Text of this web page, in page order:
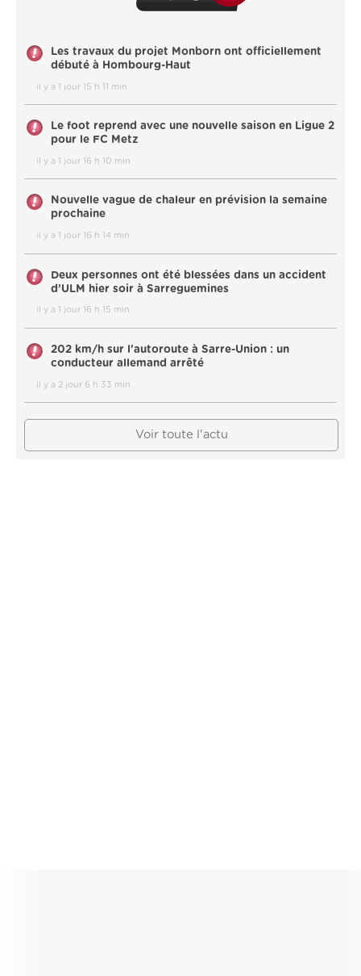
Les travaux du projet Monborn ont officiellement
débuté à Hombourg-Haut
il y a 1 jour 15 h 11 min
Le foot reprend avec une nouvelle saison en Ligue 2
pour le FC Metz
il y a 1 jour 16 h 10 min
Nouvelle vague de chaleur en prévision la semaine
prochaine
il y a 1 jour 16 h 14 min
Deux personnes ont été blessées dans un accident
d’ULM hier soir à Sarreguemines
il y a 1 jour 16 h 15 min
202 km/h sur l'autoroute à Sarre-Union : un
conducteur allemand arrêté
il y a 2 jour 6 h 33 min
Voir toute l'actu